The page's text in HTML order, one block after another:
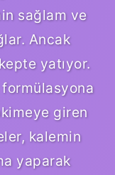
sağlam ve
Ancak
yatıyor.
giren
kalemin
yaparak